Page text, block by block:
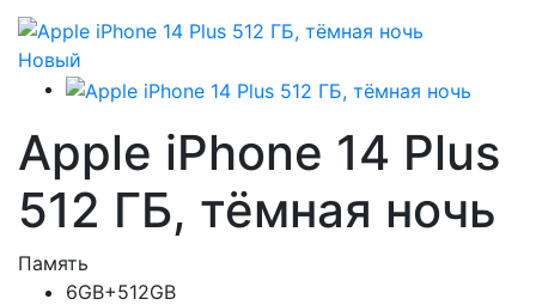
Новый
Apple iPhone 14 Plus
512 ГБ, тёмная ночь
Память
6GB+512GB